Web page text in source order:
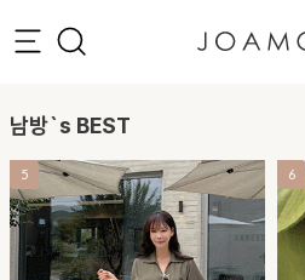
남방`s BEST
5 6